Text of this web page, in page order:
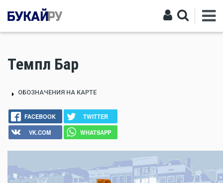
Темпл Бар
ОБОЗНАЧЕНИЯ НА КАРТЕ
FACEBOOK
TWITTER
VK.COM
WHATSAPP